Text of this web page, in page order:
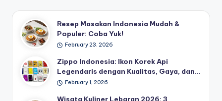
Resep Masakan Indonesia Mudah &
Populer: Coba Yuk!
February 23, 2026
Zippo Indonesia: Ikon Korek Api
Legendaris dengan Kualitas, Gaya, dan…
February 1, 2026
Wisata Kuliner Lebaran 2026: 3